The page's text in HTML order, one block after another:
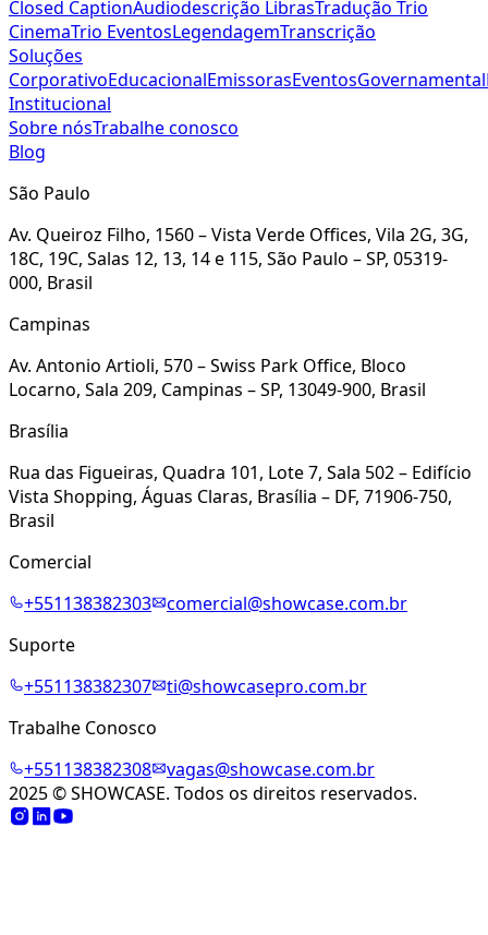
Closed CaptionAudiodescrição LibrasTradução Trio
CinemaTrio EventosLegendagemTranscrição
Soluções
CorporativoEducacionalEmissorasEventosGovernamental
Institucional
Sobre nósTrabalhe conosco
Blog
São Paulo
Av. Queiroz Filho, 1560 – Vista Verde Offices, Vila 2G, 3G,
18C, 19C, Salas 12, 13, 14 e 115, São Paulo – SP, 05319-
000, Brasil
Campinas
Av. Antonio Artioli, 570 – Swiss Park Office, Bloco
Locarno, Sala 209, Campinas – SP, 13049-900, Brasil
Brasília
Rua das Figueiras, Quadra 101, Lote 7, Sala 502 – Edifício
Vista Shopping, Águas Claras, Brasília – DF, 71906-750,
Brasil
Comercial
+551138382303
comercial@showcase.com.br
Suporte
+551138382307
ti@showcasepro.com.br
Trabalhe Conosco
+551138382308
vagas@showcase.com.br
2025 © SHOWCASE. Todos os direitos reservados.